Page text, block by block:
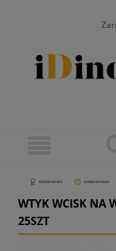
WTYK WCISK NA
25SZT